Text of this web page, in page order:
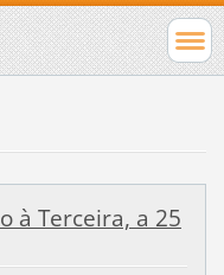
à Terceira, a 25